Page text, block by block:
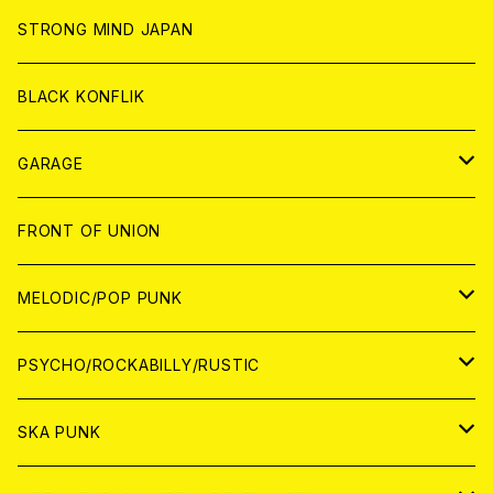
ANALOG
ANALOG
CD
ANALOG
CD
ANALOG
WORLD
CD
ANALOG
STRONG MIND JAPAN
BLACK KONFLIK
GARAGE
JAPAN
アナログ
CD
WORLD
アナログ
CD
FRONT OF UNION
MELODIC/POP PUNK
JAPAN
CD
WORLD
PSYCHO/ROCKABILLY/RUSTIC
JAPAN
SKA PUNK